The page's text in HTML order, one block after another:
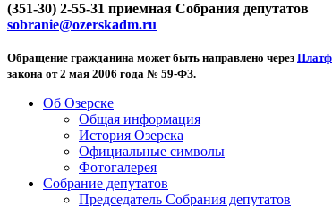
(351-30) 2-55-31 приемная Собрания депутатов
sobranie@ozerskadm.ru
Обращение гражданина может быть направлено через
закона от 2 мая 2006 года № 59-ФЗ.
Об Озерске
Общая информация
История Озерска
Официальные символы
Фотогалерея
Собрание депутатов
Председатель Собрания депутатов